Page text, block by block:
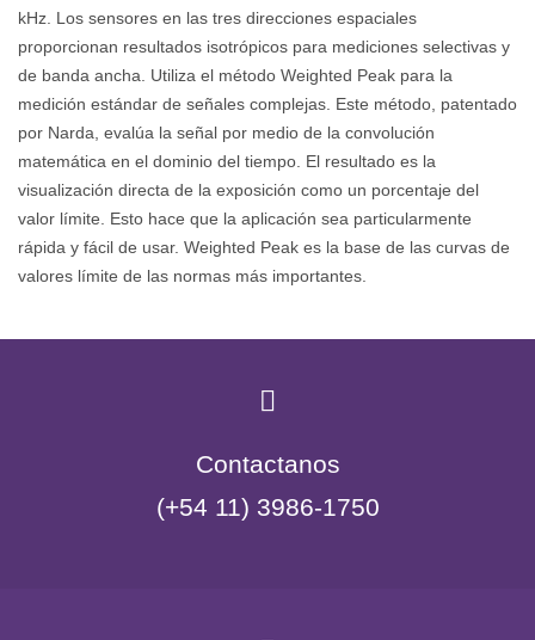
kHz. Los sensores en las tres direcciones espaciales
proporcionan resultados isotrópicos para mediciones selectivas y
de banda ancha. Utiliza el método Weighted Peak para la
medición estándar de señales complejas. Este método, patentado
por Narda, evalúa la señal por medio de la convolución
matemática en el dominio del tiempo. El resultado es la
visualización directa de la exposición como un porcentaje del
valor límite. Esto hace que la aplicación sea particularmente
rápida y fácil de usar. Weighted Peak es la base de las curvas de
valores límite de las normas más importantes.
Contactanos
(+54 11) 3986-1750